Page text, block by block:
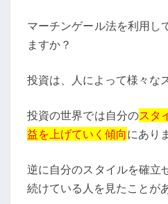
マーチンゲール法を利用し
ますか？
投資は、人によって様々な
投資の世界では自分のスタ
益を上げていく傾向にあり
逆に自分のスタイルを確立
続けている人を見たことが